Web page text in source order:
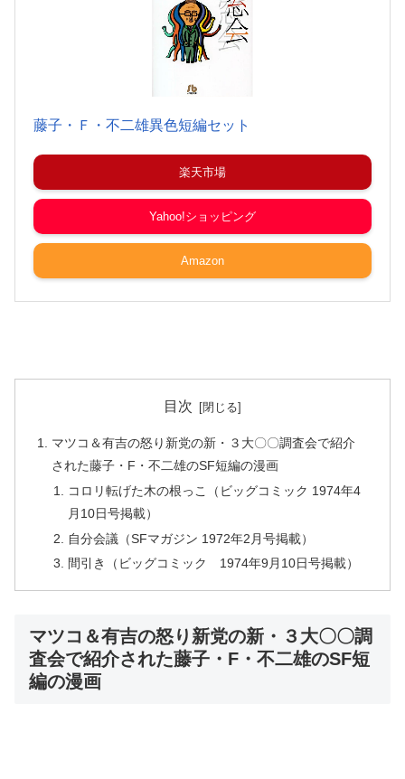
藤子・Ｆ・不二雄異色短編セット
楽天市場
Yahoo!ショッピング
Amazon
目次
マツコ＆有吉の怒り新党の新・３大〇〇調査会で紹介
された藤子・F・不二雄のSF短編の漫画
コロリ転げた木の根っこ（ビッグコミック 1974年4
月10日号掲載）
自分会議（SFマガジン 1972年2月号掲載）
間引き（ビッグコミック 1974年9月10日号掲載）
マツコ＆有吉の怒り新党の新・３大〇〇調
査会で紹介された藤子・F・不二雄のSF短
編の漫画